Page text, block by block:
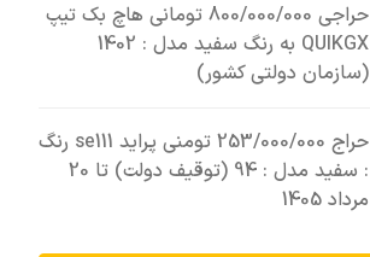
حراجی 800/000/000 تومانی ھاچ بک تیپ
QUIKGX به رنگ سفید مدل : 1402
(سازمان دولتی کشور)
حراج 253/000/000 تومنی پراید se111 رنگ
: سفید مدل : 94 (توقیف دولت) تا 20
مرداد 1405